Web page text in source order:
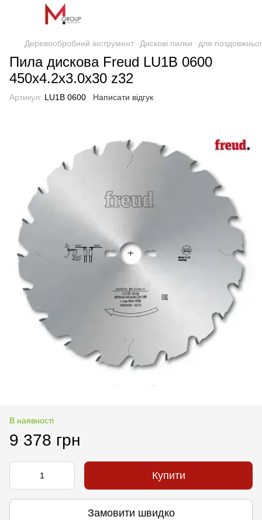
Деревообробний інструмент Дискові пилки для
Пила дискова Freud LU1B 0600
450х4.2х3.0х30 z32
Артикул: LU1B 0600 Написати відгук
В наявності
9 378 грн
Купити
Замовити швидко